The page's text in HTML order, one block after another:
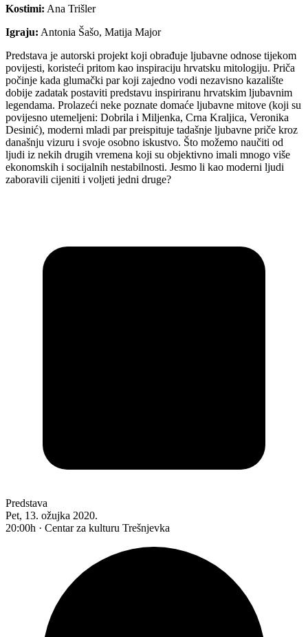
Kostimi: Ana Trišler
Igraju: Antonia Šašo, Matija Major
Predstava je autorski projekt koji obrađuje ljubavne odnose tijekom
povijesti, koristeći pritom kao inspiraciju hrvatsku mitologiju. Priča
počinje kada glumački par koji zajedno vodi nezavisno kazalište
dobije zadatak postaviti predstavu inspiriranu hrvatskim ljubavnim
legendama. Prolazeći neke poznate domaće ljubavne mitove (koji su
povijesno utemeljeni: Dobrila i Miljenka, Crna Kraljica, Veronika
Desinić), moderni mladi par preispituje tadašnje ljubavne priče kroz
današnju vizuru i svoje osobno iskustvo. Što možemo naučiti od
ljudi iz nekih drugih vremena koji su objektivno imali mnogo više
ekonomskih i socijalnih nestabilnosti. Jesmo li kao moderni ljudi
zaboravili cijeniti i voljeti jedni druge?
Predstava
Pet, 13. ožujka 2020.
20:00h · Centar za kulturu Trešnjevka